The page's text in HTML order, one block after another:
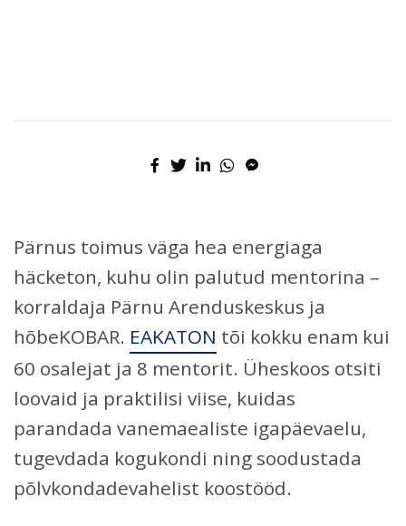
Pärnus toimus väga hea energiaga
häcketon, kuhu olin palutud mentorina –
korraldaja Pärnu Arenduskeskus ja
hõbeKOBAR. EAKATON tõi kokku enam kui
60 osalejat ja 8 mentorit. Üheskoos otsiti
loovaid ja praktilisi viise, kuidas
parandada vanemaealiste igapäevaelu,
tugevdada kogukondi ning soodustada
põlvkondadevahelist koostööd.